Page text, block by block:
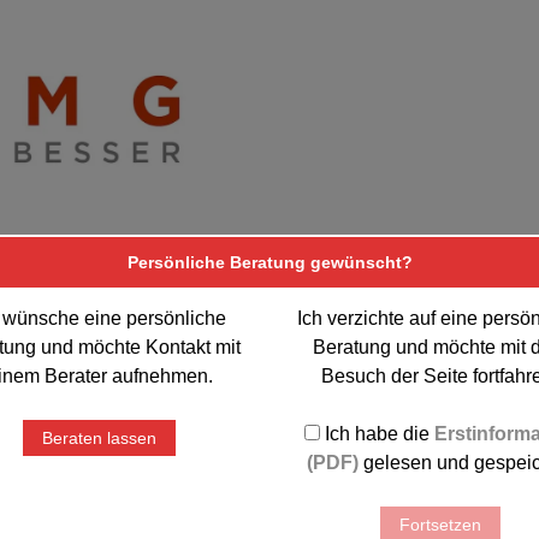
Bootsversicherung
Persönliche Beratung gewünscht?
wünsche eine persönliche
und möchte Kontakt mit
Berater aufnehmen.
Beraten lassen
Ich verzichte auf eine
Beratung und möchte mit
Besuch der Seite
Ich habe die
(PDF)gelesen und
Fortsetzen